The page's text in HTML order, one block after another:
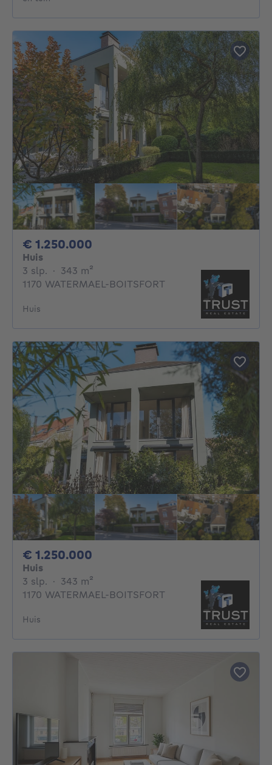
€ 1.250.000
Huis
3 slp. 3 slaapkamers
· 343 m²
1170 WATERMAEL-BOITSFORT
Huis
€ 1.250.000
Huis
3 slp. 3 slaapkamers
· 343 m²
1170 WATERMAEL-BOITSFORT
Huis